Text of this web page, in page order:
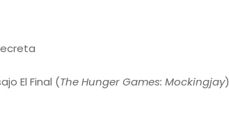
El Final (The Hunger Games: Mockingjay)